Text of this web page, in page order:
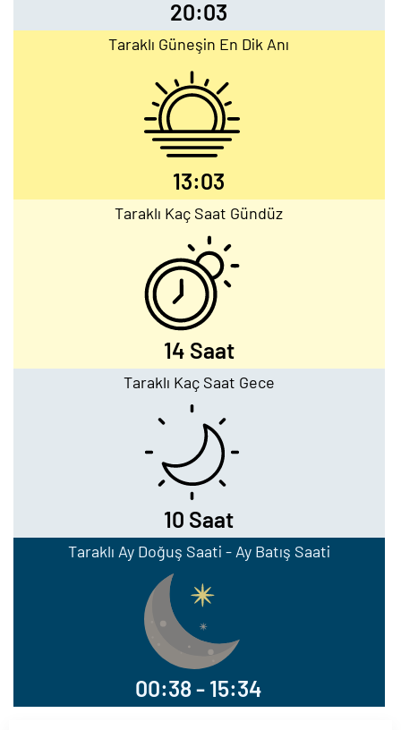
20:03
Taraklı Güneşin En Dik Anı
13:03
Taraklı Kaç Saat Gündüz
14 Saat
Taraklı Kaç Saat Gece
10 Saat
Taraklı Ay Doğuş Saati - Ay Batış Saati
00:38 - 15:34